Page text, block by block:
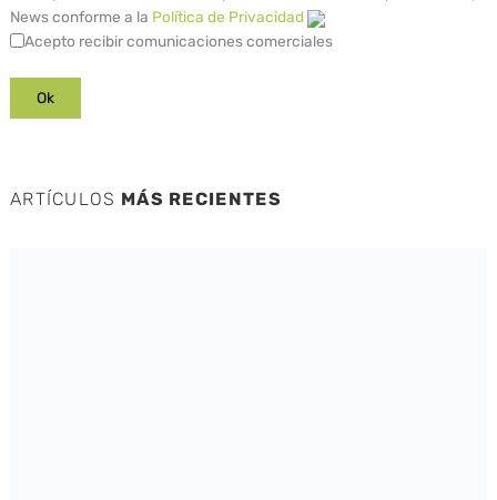
News conforme a la Política de Privacidad
Acepto recibir comunicaciones comerciales
ARTÍCULOS MÁS RECIENTES